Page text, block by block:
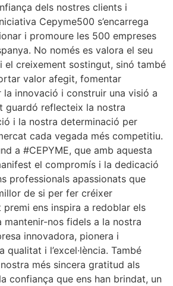
dels nostres clients i
Cepyme500 s’encarrega
i promoure les 500 empreses
No només es valora el seu
el creixement sostingut, sinó també
valor afegit, fomentar
la innovació i construir una visió a
guardó reflecteix la nostra
i la nostra determinació per
cada vegada més competitiu.
a #CEPYME, que amb aquesta
el compromís i la dedicació
professionals apassionats que
de si per fer créixer
premi ens inspira a redoblar els
mantenir-nos fidels a la nostra
innovadora, pionera i
qualitat i l’excel·lència. També
més sincera gratitud als
confiança que ens han brindat, un